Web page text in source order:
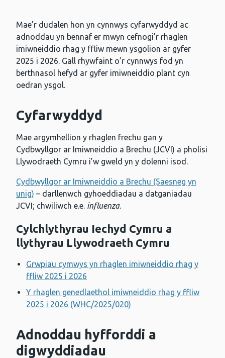
Mae’r dudalen hon yn cynnwys cyfarwyddyd ac
adnoddau yn bennaf er mwyn cefnogi’r rhaglen
imiwneiddio rhag y ffliw mewn ysgolion ar gyfer
2025 i 2026. Gall rhywfaint o’r cynnwys fod yn
berthnasol hefyd ar gyfer imiwneiddio plant cyn
oedran ysgol.
Cyfarwyddyd
Mae argymhellion y rhaglen frechu gan y
Cydbwyllgor ar Imiwneiddio a Brechu (JCVI) a pholisi
Llywodraeth Cymru i’w gweld yn y dolenni isod.
Cydbwyllgor ar Imiwneiddio a Brechu (Saesneg yn
unig) – darllenwch gyhoeddiadau a datganiadau
JCVI; chwiliwch e.e. influenza.
Cylchlythyrau Iechyd Cymru a
llythyrau Llywodraeth Cymru
Grwpiau cymwys yn rhaglen imiwneiddio rhag y
ffliw 2025 i 2026
Y rhaglen genedlaethol imiwneiddio rhag y ffliw
2025 i 2026 (WHC/2025/020)
Adnoddau hyfforddi a
digwyddiadau